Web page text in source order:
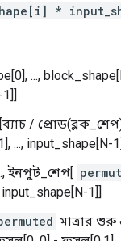
*
...,
[ব্যাচ /
..., input_shape[N-
ইনপুট_শেপ[
1]]
মাত্রার